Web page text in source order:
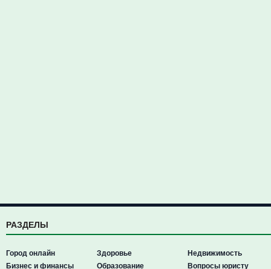
РАЗДЕЛЫ
Город онлайн
Бизнес и финансы
Здоровье
Образование
Недвижимость
Вопросы юристу